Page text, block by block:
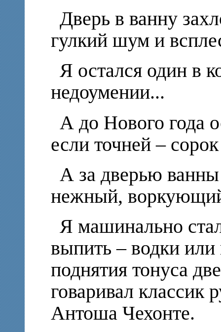
Дверь в ванну
гулкий шум и
Я остался один в
недоумении...
А до Нового года
если точней –
А за дверью
нежный,
Я машинально
выпить – водки
поднятия тонуса
говаривал классик
Антоша Чехонте.